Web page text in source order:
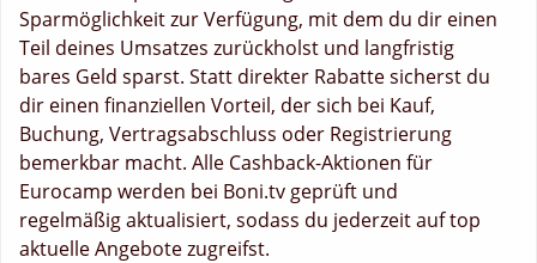
Sparmöglichkeit zur Verfügung, mit dem du dir einen
Teil deines Umsatzes zurückholst und langfristig
bares Geld sparst. Statt direkter Rabatte sicherst du
dir einen finanziellen Vorteil, der sich bei Kauf,
Buchung, Vertragsabschluss oder Registrierung
bemerkbar macht. Alle Cashback-Aktionen für
Eurocamp werden bei Boni.tv geprüft und
regelmäßig aktualisiert, sodass du jederzeit auf top
aktuelle Angebote zugreifst.